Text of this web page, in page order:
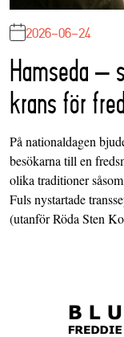
2026-06-24
Hamseda –
krans för fred
På nationaldagen
besökarna till en
olika traditioner
Fuls nystartade
(utanför Röda Sten